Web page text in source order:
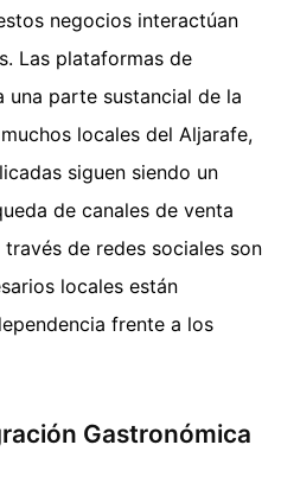
negocios interactúan
Las plataformas de
una parte sustancial de la
locales del Aljarafe,
siguen siendo un
de canales de venta
de redes sociales son
locales están
frente a los
Gastronómica